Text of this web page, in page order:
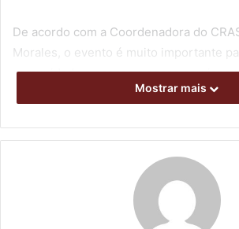
De acordo com a Coordenadora do
Morales, o evento é muito importante
comunidade o acesso a esses serviços,
muitas pessoas, o deslocamento para
burocracia. Há também aqueles que não
internet e não conseguem fazer
serviços como agendamento de RG,
isso também estará sendo oferecido no
Mostrar mais